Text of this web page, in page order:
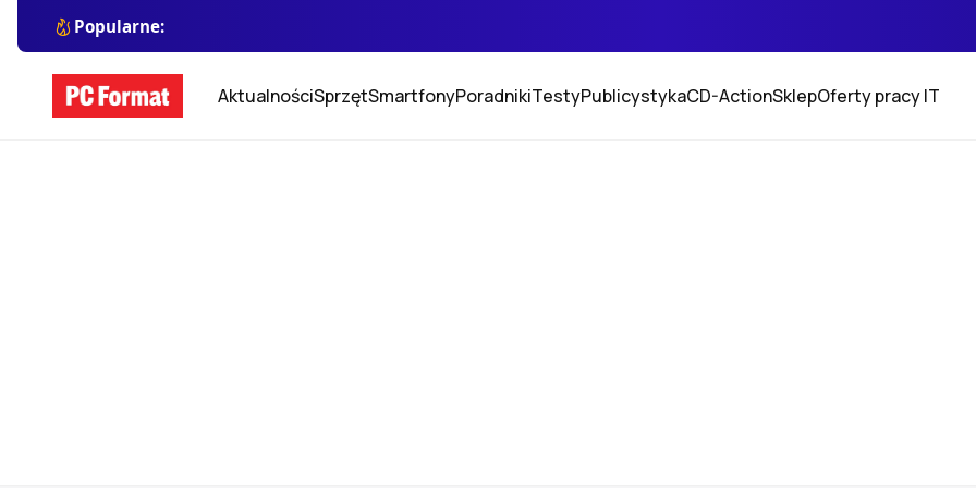
Popularne:
AktualnościSprzętSmartfonyPoradnikiTestyPublicystykaCD-ActionSklepOferty pracy IT